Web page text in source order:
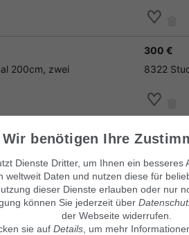
200cm, zwei
300 €
8322
©
Mit Stolz
Wir benötigen Ihre
Dienste Dritter, um Ihnen ein besseres
weltweit Daten und nutzen diese für
dieser Dienste erlauben oder nur
können Sie jederzeit über
der Webseite widerrufen.
sie auf Details, um mehr